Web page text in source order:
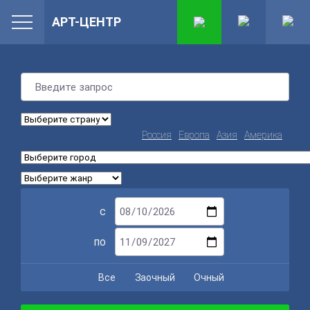
Россия Европа Азия Америка
с
по
Все Заочный Очный
АРТ-ЦЕНТР